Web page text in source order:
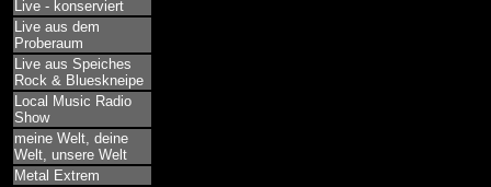
Live - konserviert
Live aus dem
Proberaum
Live aus Speiches
Rock & Blueskneipe
Local Music Radio
Show
meine Welt, deine
Welt, unsere Welt
Metal Extrem